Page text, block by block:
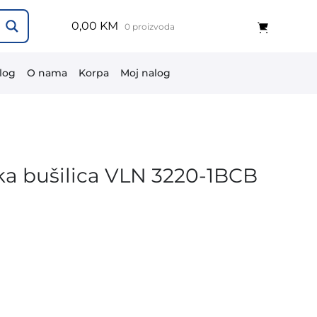
0,00 KM 0 proizvoda
O nama Korpa Moj nalog
bušilica VLN 3220-1BCB